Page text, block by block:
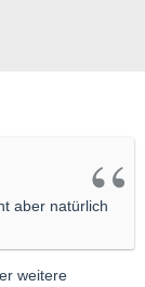
aber natürlich
weitere